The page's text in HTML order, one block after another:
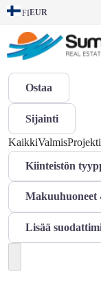
FIEUR
Ostaa
Sijainti
KaikkiValmisProjekti
Kiinteistön
Lisää